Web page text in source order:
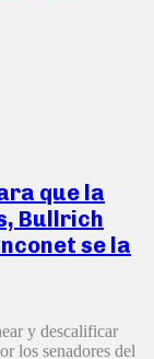
que la
Bullrich
se la
y descalificar
los senadores del